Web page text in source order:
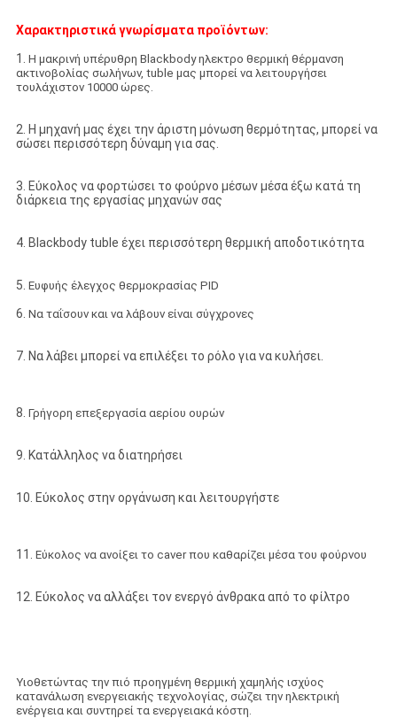
Χαρακτηριστικά γνωρίσματα προϊόντων:
1. Η μακρινή υπέρυθρη Blackbody ηλεκτρο θερμική θέρμανση
ακτινοβολίας σωλήνων, tuble μας μπορεί να λειτουργήσει
τουλάχιστον 10000 ώρες.
2. Η μηχανή μας έχει την άριστη μόνωση θερμότητας, μπορεί να
σώσει περισσότερη δύναμη για σας.
3. Εύκολος να φορτώσει το φούρνο μέσων μέσα έξω κατά τη
διάρκεια της εργασίας μηχανών σας
4. Blackbody tuble έχει περισσότερη θερμική αποδοτικότητα
5. Ευφυής έλεγχος θερμοκρασίας PID
6. Να ταΐσουν και να λάβουν είναι σύγχρονες
7. Να λάβει μπορεί να επιλέξει το ρόλο για να κυλήσει.
8. Γρήγορη επεξεργασία αερίου ουρών
9. Κατάλληλος να διατηρήσει
10. Εύκολος στην οργάνωση και λειτουργήστε
11. Εύκολος να ανοίξει το caver που καθαρίζει μέσα του φούρνου
12. Εύκολος να αλλάξει τον ενεργό άνθρακα από το φίλτρο
Υιοθετώντας την πιό προηγμένη θερμική χαμηλής ισχύος
κατανάλωση ενεργειακής τεχνολογίας, σώζει την ηλεκτρική
ενέργεια και συντηρεί τα ενεργειακά κόστη.